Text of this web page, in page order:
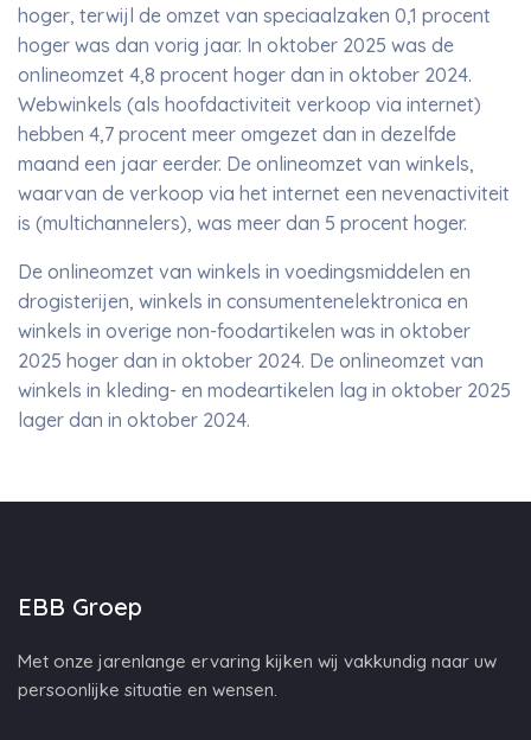
hoger, terwijl de omzet van speciaalzaken 0,1 procent
hoger was dan vorig jaar. In oktober 2025 was de
onlineomzet 4,8 procent hoger dan in oktober 2024.
Webwinkels (als hoofdactiviteit verkoop via internet)
hebben 4,7 procent meer omgezet dan in dezelfde
maand een jaar eerder. De onlineomzet van winkels,
waarvan de verkoop via het internet een nevenactiviteit
is (multichannelers), was meer dan 5 procent hoger.
De onlineomzet van winkels in voedingsmiddelen en
drogisterijen, winkels in consumentenelektronica en
winkels in overige non-foodartikelen was in oktober
2025 hoger dan in oktober 2024. De onlineomzet van
winkels in kleding- en modeartikelen lag in oktober 2025
lager dan in oktober 2024.
EBB Groep
Met onze jarenlange ervaring kijken wij vakkundig naar uw
persoonlijke situatie en wensen.